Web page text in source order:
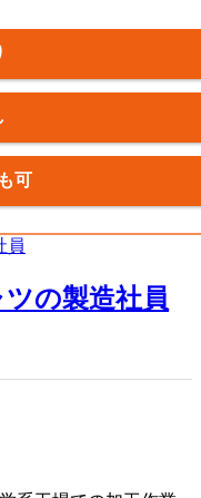
可
の製造社員